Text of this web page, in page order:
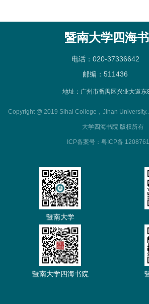
暨南大学四海
电话：020-37336642
邮编：511436
地址：广州市番禺区兴业大道东
Copyright @ 2019 Sihai College，Jinan
大学四海书院 版权所有
ICP备案号：粤ICP备
暨南大学
暨南大学四海书院